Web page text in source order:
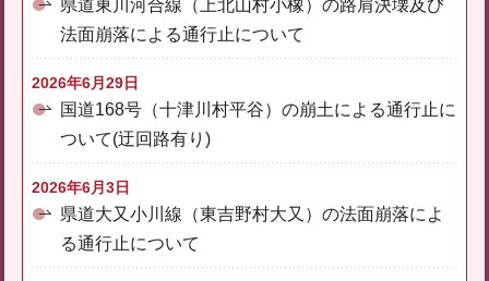
県道東川河合線（上北山村小橡）の路肩決壊及び
法面崩落による通行止について
2026年6月29日
国道168号（十津川村平谷）の崩土による通行止に
ついて(迂回路有り)
2026年6月3日
県道大又小川線（東吉野村大又）の法面崩落によ
る通行止について